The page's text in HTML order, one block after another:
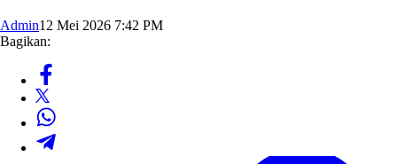
Admin12 Mei 2026 7:42 PM
Bagikan: